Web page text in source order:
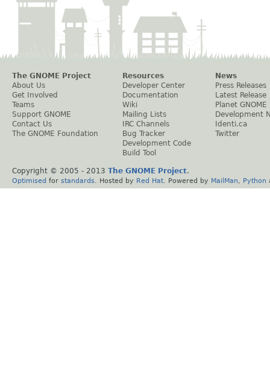
The GNOME Project
About Us
Get Involved
Teams
Support GNOME
Contact Us
The GNOME Foundation
Resources
Developer Center
Documentation
Wiki
Mailing Lists
IRC Channels
Bug Tracker
Development Code
Build Tool
News
Press Releases
Latest Release
Planet GNOME
Development
Identi.ca
Twitter
Copyright © 2005 - 2013 The GNOME Project.
Optimised for standards . Hosted by Red Hat . Powered by MailMan Python